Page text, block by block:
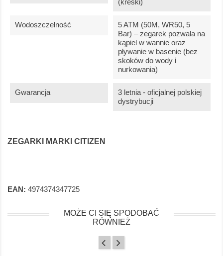
(kreski)
Wodoszczelność
5 ATM (50M, WR50, 5
Bar) – zegarek pozwala na
kąpiel w wannie oraz
pływanie w basenie (bez
skoków do wody i
nurkowania)
Gwarancja
3 letnia - oficjalnej polskiej
dystrybucji
ZEGARKI MARKI CITIZEN
EAN: 4974374347725
MOŻE CI SIĘ SPODOBAĆ
RÓWNIEŻ